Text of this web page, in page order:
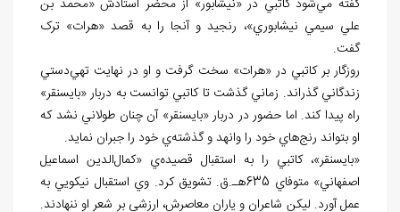
گفته مي‌شود کاتبي در «نيشابور» از محضر استادش «محمد بن
علي سيمي نيشابوري»، رنجيد و آنجا را به قصد «هرات» ترک
گفت.
روزگار بر کاتبي در «هرات» سخت گرفت و او در نهايت تهي‌دستي
زندگاني گذراند. زماني گذشت تا کاتبي توانست به دربار «بايسنقر»
راه پيدا کند. اما حضور در دربار «بايسنقر» آن چنان طولاني نشد که
او بتواند رنج‌هاي خود را وانهد و گذشته‌ي خود را جبران نمايد.
«بايسنقر»، کاتبي را به استقبال قصيده‌ي «کمال‌الدين اسماعيل
اصفهاني» متوفاي 635هـ.ق. تشويق کرد. وي استقبال نيکويي به
عمل آورد. ليکن شاعران و ياران معاصرش، ارزشي بر شعر او ننهادند.